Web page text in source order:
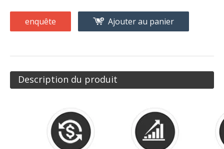
enquête Ajouter au panier
Description du produit